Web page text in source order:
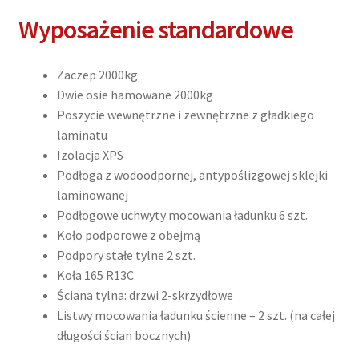
Wyposażenie standardowe
Zaczep 2000kg
Dwie osie hamowane 2000kg
Poszycie wewnętrzne i zewnętrzne z gładkiego
laminatu
Izolacja XPS
Podłoga z wodoodpornej, antypoślizgowej sklejki
laminowanej
Podłogowe uchwyty mocowania ładunku 6 szt.
Koło podporowe z obejmą
Podpory stałe tylne 2 szt.
Koła 165 R13C
Ściana tylna: drzwi 2-skrzydłowe
Listwy mocowania ładunku ścienne – 2 szt. (na całej
długości ścian bocznych)